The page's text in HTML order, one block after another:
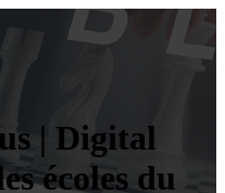
| Digital
écoles du